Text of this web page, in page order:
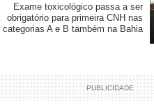
Exame toxicológico passa a ser
obrigatório para primeira CNH nas
categorias A e B também na Bahia
PUBLICIDADE